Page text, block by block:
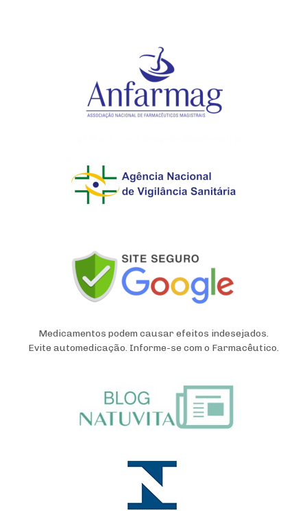
Medicamentos podem causar efeitos indesejados.
Evite automedicação. Informe-se com o Farmacêutico.